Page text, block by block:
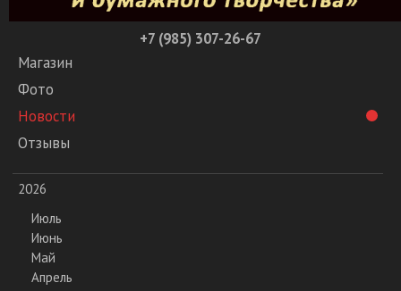
+7 (985) 307-26-67
Магазин
Фото
Новости
Отзывы
2026
Июль
Июнь
Май
Апрель